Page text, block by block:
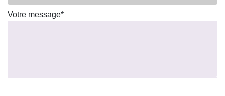
Votre message*